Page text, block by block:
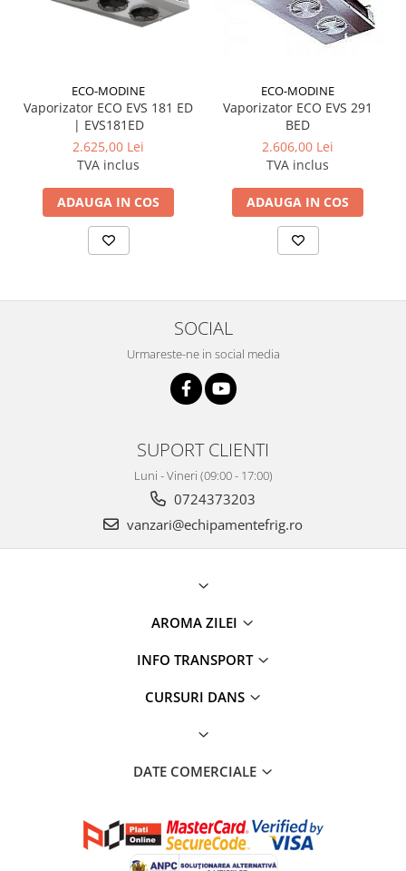
ECO-MODINE
Vaporizator ECO EVS 181 ED
| EVS181ED
2.625,00 Lei
TVA inclus
ADAUGA IN COS
ECO-MODINE
Vaporizator ECO EVS 291
BED
2.606,00 Lei
TVA inclus
ADAUGA IN COS
SOCIAL
Urmareste-ne in social media
SUPORT CLIENTI
Luni - Vineri (09:00 - 17:00)
0724373203
vanzari@echipamentefrig.ro
AROMA ZILEI
INFO TRANSPORT
CURSURI DANS
DATE COMERCIALE